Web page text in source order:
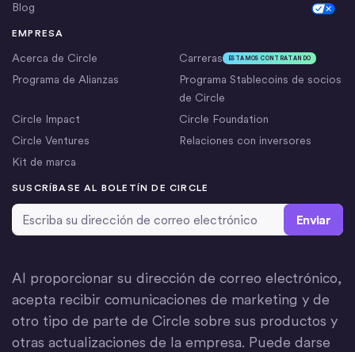
EMPRESA
Acerca de Circle Carreras ESTAMOS CONTRATANDO
Programa de Alianzas
Programa Stablecoins de socios
de Circle
Circle Impact
Circle Foundation
Circle Ventures
Relaciones con inversores
Kit de marca
Blog
SUSCRÍBASE AL BOLETÍN DE CIRCLE
Dirección de correo electrónico
Al proporcionar su dirección de correo electrónico,
acepta recibir comunicaciones de marketing y de
otro tipo de parte de Circle sobre sus productos y
otras actualizaciones de la empresa. Puede darse